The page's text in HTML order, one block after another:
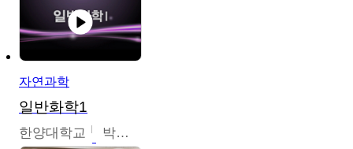
자연과학
일반화학1
한양대학교 박경호